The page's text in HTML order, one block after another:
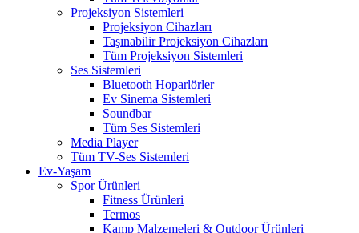
Projeksiyon Sistemleri
Projeksiyon Cihazları
Taşınabilir Projeksiyon Cihazları
Tüm Projeksiyon Sistemleri
Ses Sistemleri
Bluetooth Hoparlörler
Ev Sinema Sistemleri
Soundbar
Tüm Ses Sistemleri
Media Player
Tüm TV-Ses Sistemleri
Ev-Yaşam
Spor Ürünleri
Fitness Ürünleri
Termos
Kamp Malzemeleri & Outdoor Ürünleri